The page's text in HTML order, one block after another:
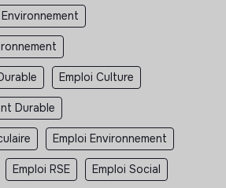
Emploi Culture
Durable
Emploi Environnement
Emploi RSE Emploi Social